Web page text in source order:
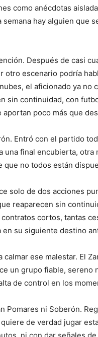
como anécdotas
hay alguien que
Después de casi
otro escenario podría
el aficionado ya
sin continuidad, con
poco más que
Entró con el partido
final encubierta,
que no todos están
solo de dos acciones
reaparecen sin
cortos, tantas
su siguiente destino
ese malestar. El
un grupo fiable,
de control en los
Pomares ni Soberón.
de verdad jugar